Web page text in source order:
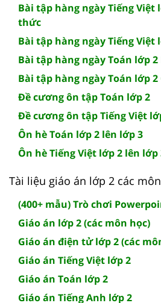
Bài tập hàng ngày Tiếng Việt
thức
Bài tập hàng ngày Tiếng Việt
Bài tập hàng ngày Toán lớp
Bài tập hàng ngày Toán lớp 2
Đề cương ôn tập Toán lớp 2
Đề cương ôn tập Tiếng Việt
Ôn hè Toán lớp 2 lên lớp 3
Ôn hè Tiếng Việt lớp 2 lên lớp
Tài liệu giáo án lớp 2 các
(400+ mẫu) Trò chơi
Giáo án lớp 2 (các môn học)
Giáo án điện tử lớp 2 (các
Giáo án Tiếng Việt lớp 2
Giáo án Toán lớp 2
Giáo án Tiếng Anh lớp 2